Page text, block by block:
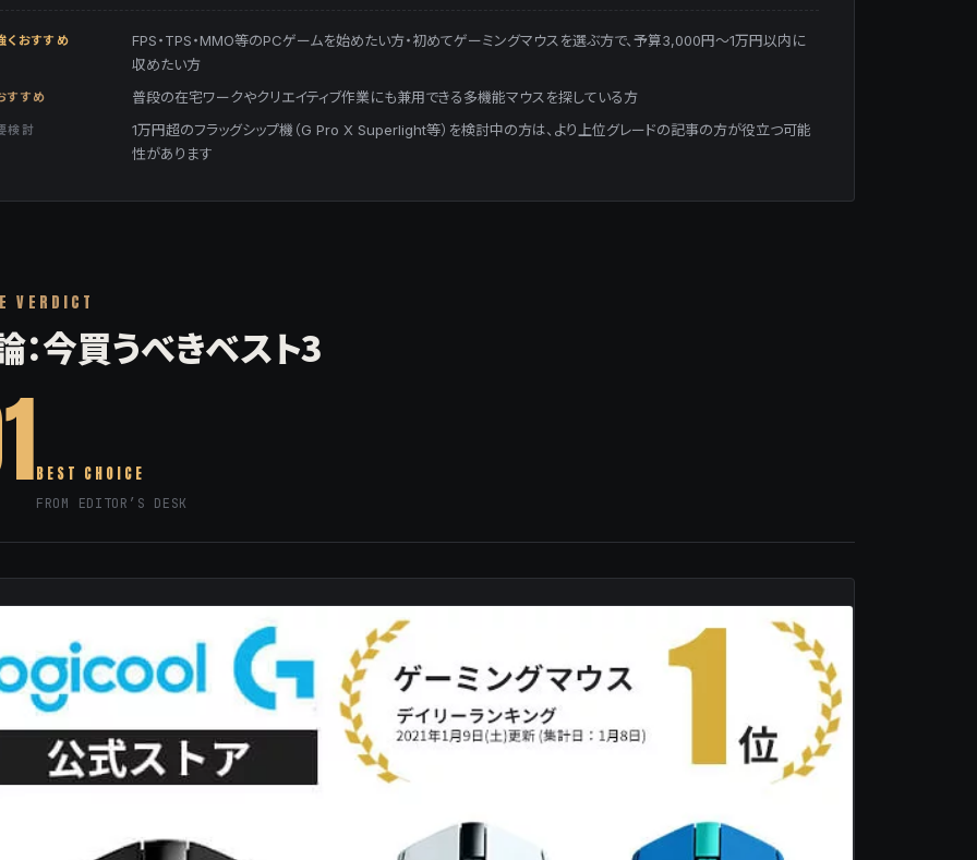
くおすすめ
FPS・TPS・MMO等のPCゲームを始めたい方・初めてゲーミングマウスを選ぶ方で、予算3,000円〜1万円以内に
収めたい方
すすめ 普段の在宅ワークやクリエイティブ作業にも兼用できる多機能マウスを探している方
検討
1万円超のフラッグシップ機（G Pro X Superlight等）を検討中の方は、より上位グレードの記事の方が役立つ可能
性があります
VERDICT
：今買うべきベスト3
BEST CHOICE
FROM EDITOR’S DESK